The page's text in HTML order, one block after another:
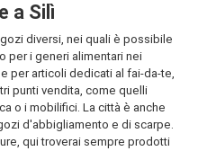
a Silì
diversi, nei quali è possibile
per i generi alimentari nei
per articoli dedicati al fai-da-te,
punti vendita, come quelli
o i mobilifici. La città è anche
d'abbigliamento e di scarpe.
qui troverai sempre prodotti